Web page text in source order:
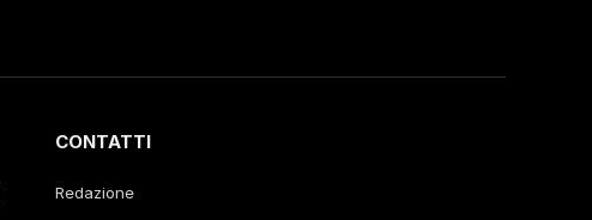
CONTATTI
Redazione